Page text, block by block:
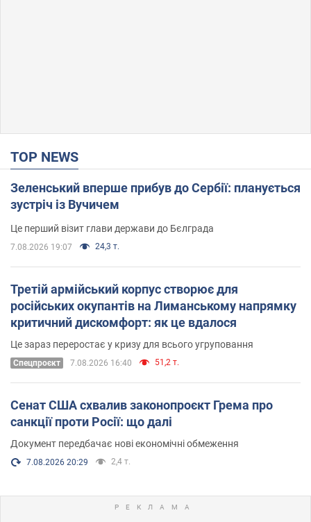
TOP NEWS
Зеленський вперше прибув до Сербії: планується
зустріч із Вучичем
Це перший візит глави держави до Бєлграда
7.08.2026 19:07 24,3 т.
Третій армійський корпус створює для
російських окупантів на Лиманському напрямку
критичний дискомфорт: як це вдалося
Це зараз переростає у кризу для всього угруповання
Cпецпроєкт 7.08.2026 16:40 51,2 т.
Сенат США схвалив законопроєкт Грема про
санкції проти Росії: що далі
Документ передбачає нові економічні обмеження
7.08.2026 20:29 2,4 т.